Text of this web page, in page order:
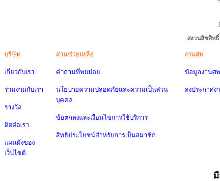
สงวนลิขสิท
บริษัท
เกี่ยวกับเรา
ร่วมงานกับเรา
รางวัล
ติดต่อเรา
แผนผังของ
เว็บไซต์
ส่วนช่วยเหลือ
คำถามที่พบบ่อย
นโยบายความปลอดภัยและความเป็นส่วน
บุคคล
ข้อตกลงและเงื่อนไขการใช้บริการ
สิทธิประโยชน์สำหรับการเป็นสมาชิก
งานศพ
ข้อมูลงานศพ
ลงประกาศง